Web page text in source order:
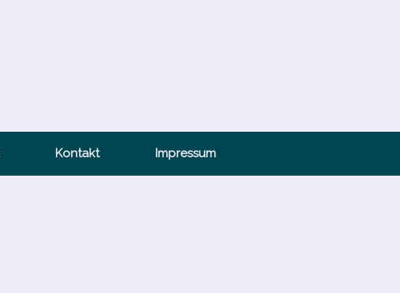
Kontakt Impressum